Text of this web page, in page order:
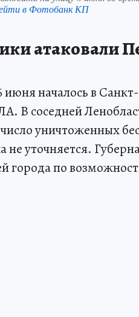
в Фотобанк КП
атаковали
июня началось в
В соседней
уничтоженных
не уточняется.
города по